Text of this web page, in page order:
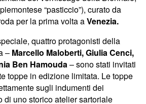
“pasticcio”), curato da
per la prima volta aVenezia.
quattro protagonisti della
– Marcello Maloberti, Giulia Cenci,
Ben Hamouda– sono stati invitati
toppe in edizione limitata. Le toppe
sugli indumenti dei
di uno storico atelier sartoriale